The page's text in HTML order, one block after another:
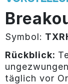
Symbol:
Rückblick:
täglich vor